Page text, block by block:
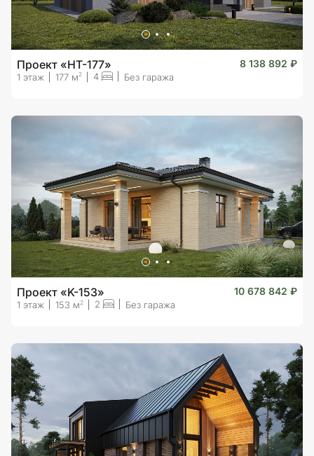
Проект «HT-177» 8 138 892 ₽
1 этаж 177 м2 4 Без гаража
Проект «K-153» 10 678 842 ₽
1 этаж 153 м 2 2 Без гаража